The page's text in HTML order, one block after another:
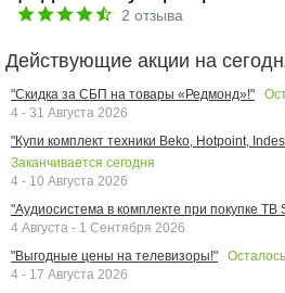
2 отзыва
Действующие акции на
"Скидка за СБП на товары «Редмонд»!"
4 - 31 Августа 2026
"Купи комплект техники Beko, Hotpoint,
Заканчивается сегодня
4 - 10 Августа 2026
"Аудиосистема в комплекте при покупке ТВ
4 Августа - 1 Сентября 2026
"Выгодные цены на телевизоры!"
Осталось
4 - 17 Августа 2026